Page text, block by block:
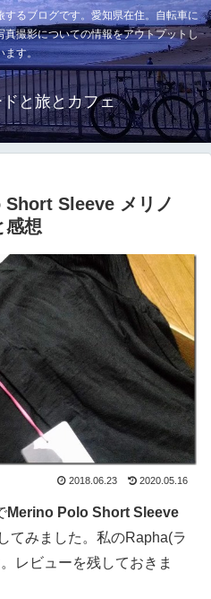
るブログです。愛知県在住。自転車に
撮影についての情報をアウトプットし
ます。
と旅とカフェ
Sleeve メリノ
感想
2018.06.23 2020.05.16
Merino Polo Short Sleeve
てみました。私のRapha(ラ
レビューを残しておきま